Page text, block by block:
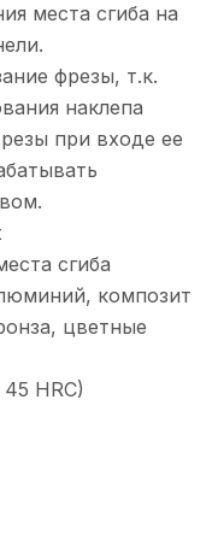
места сгиба на
фрезы, т.к.
наклепа
при входе ее
сгиба
композит
цветные
HRC)